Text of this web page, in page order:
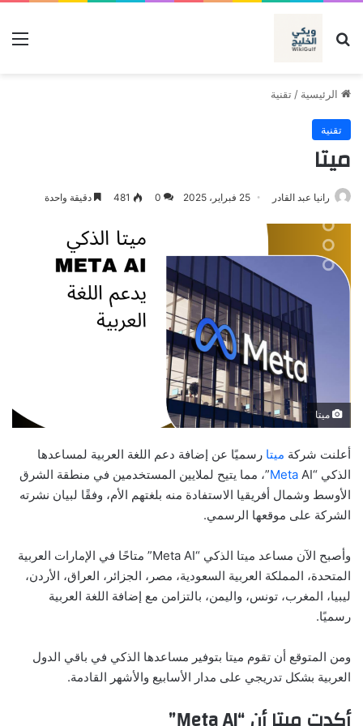
بحث عن
الرئيسية / تقنية
تقنية
ميتا
رانيا عبد القادر 25 فبراير، 2025 0
481 دقيقة واحدة
ميتا
أعلنت شركة ميتا رسميًا عن إضافة دعم اللغة العربية لمساعدها
الذكي “
MetaAI”، مما يتيح لملايين المستخدمين في منطقة الشرق
الأوسط وشمال أفريقيا الاستفادة منه بلغتهم الأم، وفقًا لبيان نشرته
الشركة على موقعها الرسمي.
وأصبح الآن مساعد ميتا الذكي “Meta AI” متاحًا في الإمارات العربية
المتحدة، المملكة العربية السعودية، مصر، الجزائر، العراق، الأردن،
ليبيا، المغرب، تونس، واليمن، بالتزامن مع إضافة اللغة العربية
رسميًا.
ومن المتوقع أن تقوم ميتا بتوفير مساعدها الذكي في باقي الدول
العربية بشكل تدريجي على مدار الأسابيع والأشهر القادمة.